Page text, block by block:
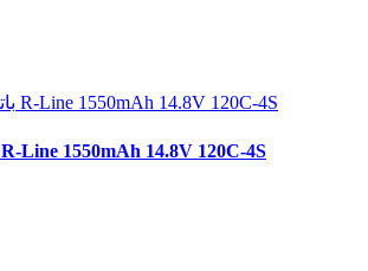
باتری لیتیوم پلیمری R-Line 1550mAh 14.8V 120C-4S